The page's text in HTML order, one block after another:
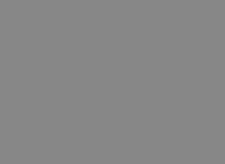
Universal
se utiliza
de cliente. Se
esta cookie
de
para
de sesión y